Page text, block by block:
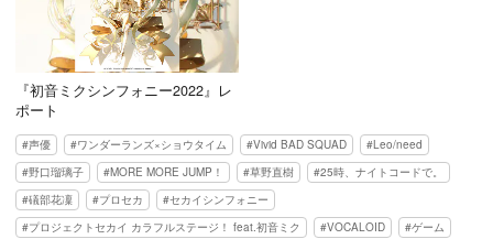
『初音ミクシンフォニー2022』レ
ポート
声優 ワンダーランズ×ショウタイム Vivid BAD SQUAD
Leo/need
野口瑠璃子
MORE MORE JUMP！ 草野直樹
25時、ナイトコードで。
礒部花凜
プロセカ
セカイシンフォニー
プロジェクトセカイ カラフルステージ！ feat.初音ミク
VOCALOID
ゲーム